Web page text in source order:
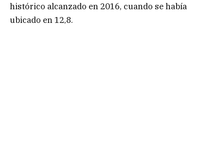
histórico alcanzado en 2016, cuando se había
ubicado en 12,8.